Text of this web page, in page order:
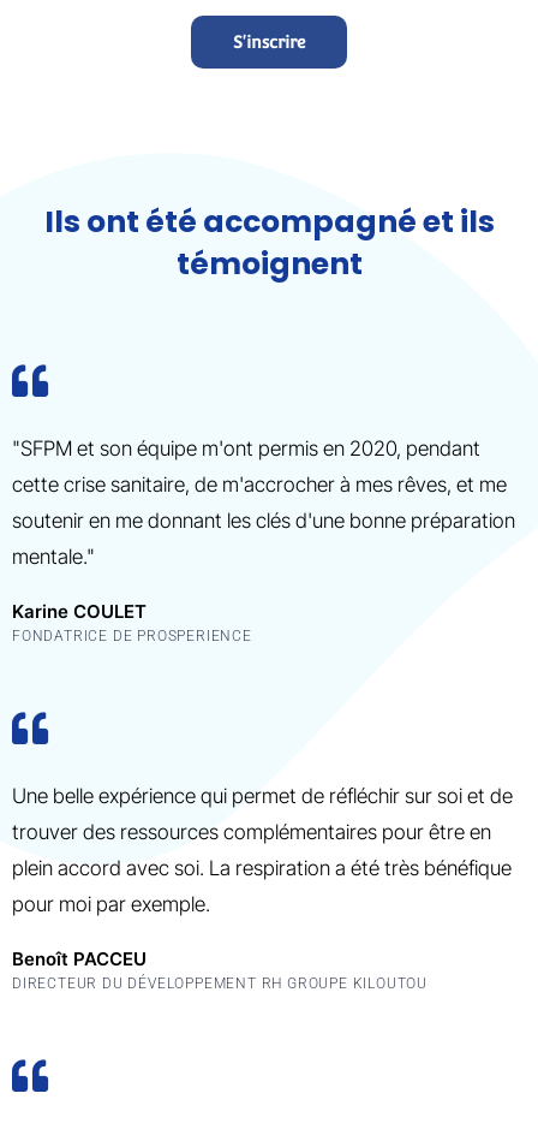
S'inscrire
Ils ont été accompagné et ils
témoignent
"SFPM et son équipe m'ont permis en 2020, pendant
cette crise sanitaire, de m'accrocher à mes rêves, et me
soutenir en me donnant les clés d'une bonne préparation
mentale."
Karine COULET
FONDATRICE DE PROSPERIENCE
Une belle expérience qui permet de réfléchir sur soi et de
trouver des ressources complémentaires pour être en
plein accord avec soi. La respiration a été très bénéfique
pour moi par exemple.
Benoît PACCEU
DIRECTEUR DU DÉVELOPPEMENT RH GROUPE KILOUTOU